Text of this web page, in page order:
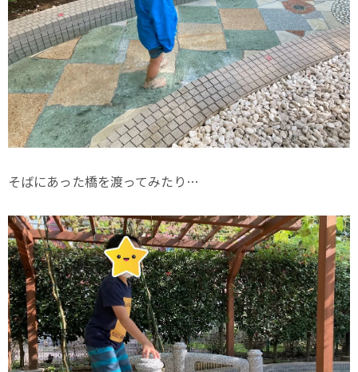
そばにあった橋を渡ってみたり…